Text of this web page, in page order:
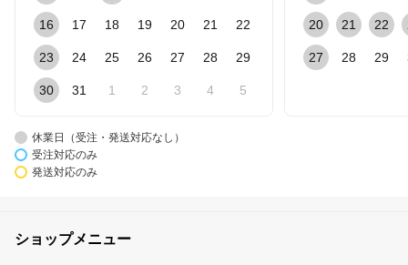
16 17 18 19 20 21 22
23 24 25 26 27 28 29
30 31 1 2 3 4 5
20 21 22
27 28 29
休業日（受注・発送対応なし）
受注対応のみ
発送対応のみ
ショップメニュー